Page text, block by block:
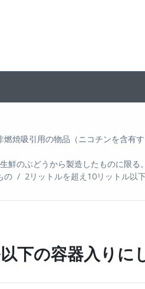
焼吸引用の物品（ニコチンを含有
鮮のぶどうから製造したものに限
の
2リットルを超え10リットル以
下の容器入りに